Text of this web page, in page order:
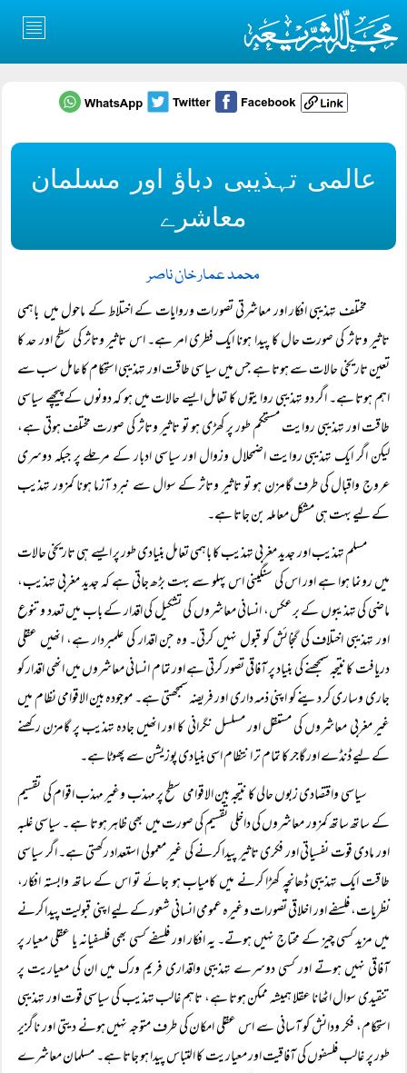
عالمی تہذیبی دباؤ اور مسلمان
معاشرے
محمد عمار خان ناصر
مختلف تہذیبی افکار اور معاشرتی تصورات وروایات کے اختلاط کے ماحول میں باہمی
تاثیر وتاثر کی صورت حال کا پیدا ہونا ایک فطری امر ہے۔ اس تاثیر وتاثر کی سطح اور حد کا
تعین تاریخی حالات سے ہوتا ہے جس میں سیاسی طاقت اور تہذیبی استحکام کا عامل سب سے
اہم ہوتا ہے۔ اگر دو تہذیبی روایتوں کا تعامل ایسے حالات میں ہو کہ دونوں کے پیچھے سیاسی
طاقت اور تہذیبی روایت مستحکم طور پر کھڑی ہو تو تاثیر وتاثر کی صورت مختلف ہوتی ہے،
لیکن اگر ایک تہذیبی روایت اضمحلال وزوال اور سیاسی ادبار کے مرحلے پر جبکہ دوسری
عروج واقبال کی طرف گامزن ہو تو تاثیر وتاثر کے سوال سے نبرد آزما ہونا کمزور تہذیب
کے لیے بہت ہی مشکل معاملہ بن جاتا ہے۔
مسلم تہذیب اور جدید مغربی تہذیب کا باہمی تعامل بنیادی طور پر ایسے ہی تاریخی حالات
میں رونما ہوا ہے اور اس کی سنگینی اس پہلو سے بہت بڑھ جاتی ہے کہ جدید مغربی تہذیب،
ماضی کی تہذیبوں کے برعکس، انسانی معاشروں کی تشکیل کی اقدار کے باب میں تعدد وتنوع
اور تہذیبی اختلاف کی گنجائش کو قبول نہیں کرتی۔ وہ جن اقدار کی علمبردار ہے، انھیں عقلی
دریافت کا نتیجہ سمجھنے کی بنیاد پر آفاقی تصور کرتی ہے اور تمام انسانی معاشروں میں انھی اقدار کو
جاری وساری کر دینے کو اپنی ذمہ داری اور فریضہ سمجھتی ہے۔ موجودہ بین الاقوامی نظام میں
غیر مغربی معاشروں کی مستقل اور مسلسل نگرانی کا اور انھیں جادہ تہذیب پر گامزن رکھنے
کے لیے ڈنڈے اور گاجر کا تمام تر انتظام اسی بنیادی پوزیشن سے پھوٹا ہے۔
سیاسی واقتصادی زبوں حالی کا نتیجہ بین الاقوامی سطح پر مہذب وغیر مہذب اقوام کی تقسیم
کے ساتھ ساتھ کمزور معاشروں کی داخلی تقسیم کی صورت میں بھی ظاہر ہوتا ہے ۔ سیاسی غلبہ
اور مادی قوت نفسیاتی اور فکری تاثیر پیدا کرنے کی غیر معمولی استعداد رکھتی ہے۔ اگر سیاسی
طاقت ایک تہذیبی ڈھانچہ کھڑا کرنے میں کامیاب ہو جائے تو اس کے ساتھ وابستہ افکار،
نظریات، فلسفے اور اخلاقی تصورات وغیرہ عمومی انسانی شعور کے لیے اپنی قبولیت پیدا کرنے
میں مزید کسی چیز کے محتاج نہیں ہوتے۔ یہ افکار اور فلسفے کسی بھی فلسفیانہ یا عقلی معیار پر
آفاقی نہیں ہوتے اور کسی دوسرے تہذیبی واقداری فریم ورک میں ان کی معیاریت پر
تنقیدی سوال اٹھانا عقلا ہمیشہ ممکن ہوتا ہے، تاہم غالب تہذیب کی سیاسی قوت اور تہذیبی
استحکام، فکر ودانش کو آسانی سے اس عقلی امکان کی طرف متوجہ نہیں ہونے دیتی اور ناگزیر
طور پر غالب فلسفوں کی آفاقیت اور معیاریت کا التباس پیدا ہو جاتا ہے۔ مسلمان معاشرے